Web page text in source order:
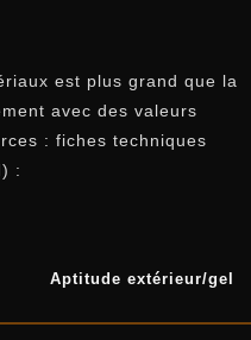
est plus grand que la
avec des valeurs
: fiches techniques
:
Aptitude extérieur/gel